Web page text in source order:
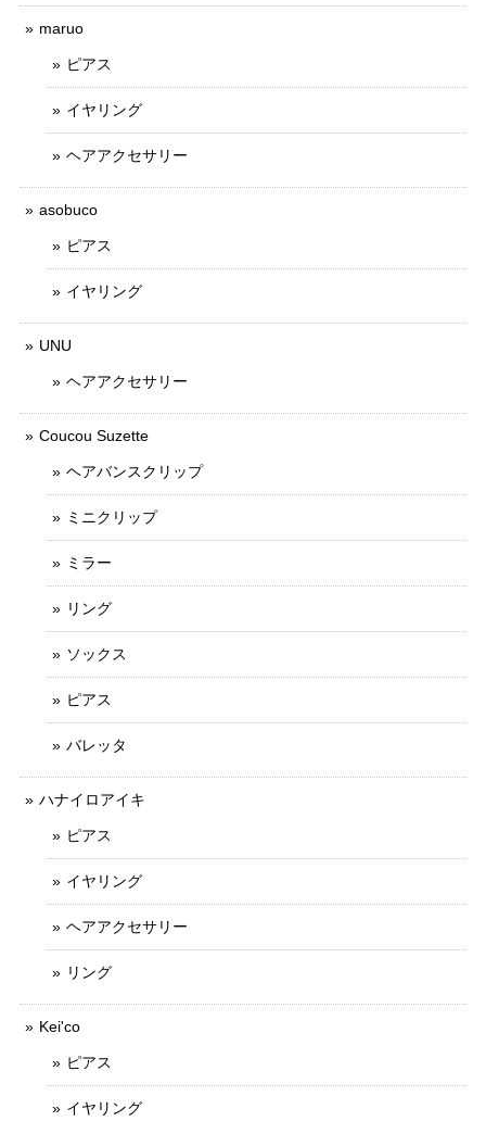
maruo
ピアス
イヤリング
ヘアアクセサリー
asobuco
ピアス
イヤリング
UNU
ヘアアクセサリー
Coucou Suzette
ヘアバンスクリップ
ミニクリップ
ミラー
リング
ソックス
ピアス
バレッタ
ハナイロアイキ
ピアス
イヤリング
ヘアアクセサリー
リング
Kei'co
ピアス
イヤリング